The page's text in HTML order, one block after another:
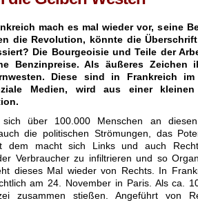
mach es mal wieder vor, seine
die Revolution, könnte die
Die Bourgeoisie und Teile der
Benzinpreise. Als äußeres Zeichen
Diese sind in Frankreich
Medien, wird aus einer
über 100.000 Menschen an diesen
die politischen Strömungen, das
dem macht sich Links und auch
Verbraucher zu infiltrieren und so
dieses Mal wieder von Rechts. In
am 24. November in Paris. Als ca.
zusammen stießen. Angeführt von